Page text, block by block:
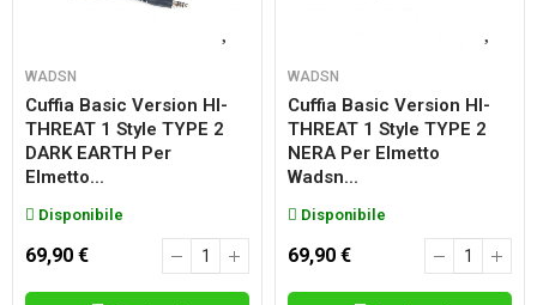
WADSN
Cuffia Basic Version HI-
THREAT 1 Style TYPE 2
DARK EARTH Per
Elmetto...
Disponibile
69,90 €
WADSN
Cuffia Basic Version HI-
THREAT 1 Style TYPE 2
NERA Per Elmetto
Wadsn...
Disponibile
69,90 €